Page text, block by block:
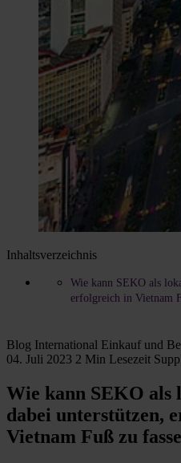
Inhaltsverzeichnis
Wie kann SEKO als
erfolgreich in Vietnam
Blog International Einkauf und
04. Juli 2023 2 Min Lesezeit
Wie kann SEKO als
dabei unterstützen,
Vietnam Fuß zu